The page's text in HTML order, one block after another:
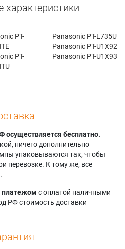
характеристики
PT-
PT-
Panasonic PT-L735U
Panasonic PT-U1X92
Panasonic PT-U1X93
осуществляется бесплатно.
ничего дополнительно
упаковываются так, чтобы
перевозке. К тому же, все
с оплатой наличными
РФ стоимость доставки